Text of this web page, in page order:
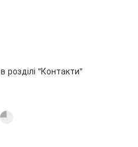
в розділі "Контакти"